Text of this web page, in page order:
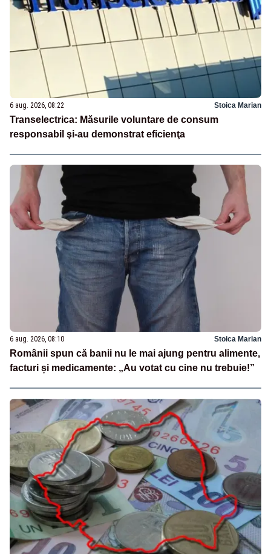
6 aug. 2026, 08:22 Stoica Marian
Transelectrica: Măsurile voluntare de consum
responsabil şi-au demonstrat eficienţa
6 aug. 2026, 08:10 Stoica Marian
Românii spun că banii nu le mai ajung pentru alimente,
facturi și medicamente: „Au votat cu cine nu trebuie!”